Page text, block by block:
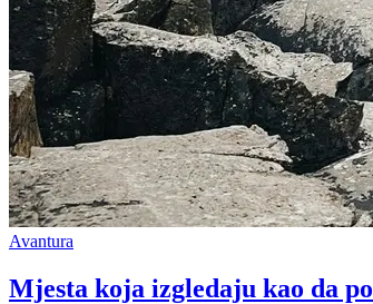
Avantura
Mjesta koja izgledaju kao da